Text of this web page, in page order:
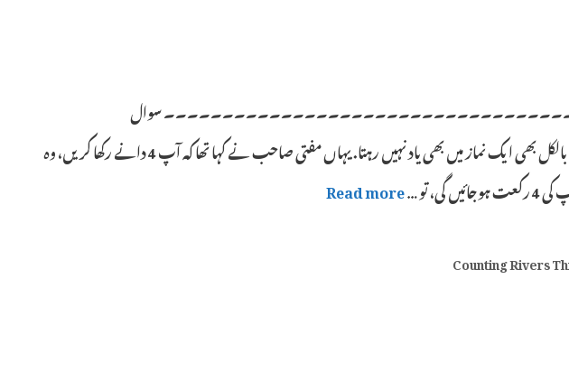
سوال
۔۔۔۔۔۔۔۔ میری یادداشت بیحد خراب ہے. مجھے بالکل بھی ایک نماز میں بھی یاد نہیں رہتا. یہاں مفتی صاحب نے کہا تھا کہ آپ 4 دانے رکھا کریں، وہ
Read more
Counting Rivers